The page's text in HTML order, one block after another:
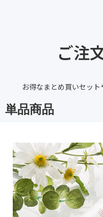
ご注
お得なまとめ買いセッ
単品商品